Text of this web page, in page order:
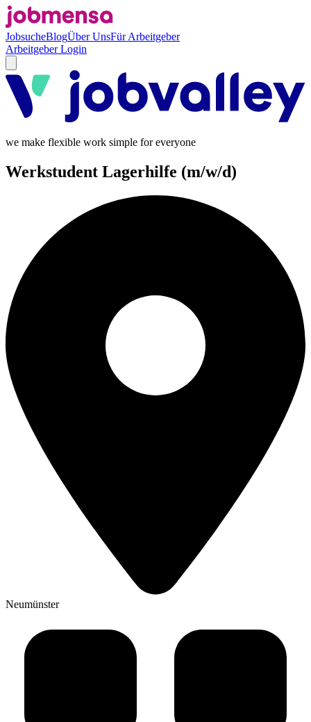
JobsucheBlogÜber UnsFür Arbeitgeber
Arbeitgeber Login
we make flexible work simple for everyone
Werkstudent Lagerhilfe (m/w/d)
Neumünster